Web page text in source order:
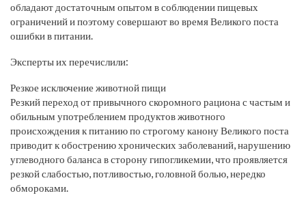
обладают достаточным опытом в соблюдении пищевых
ограничений и поэтому совершают во время Великого поста
ошибки в питании.
Эксперты их перечислили:
Резкое исключение животной пищи
Резкий переход от привычного скоромного рациона с частым и
обильным употреблением продуктов животного
происхождения к питанию по строгому канону Великого поста
приводит к обострению хронических заболеваний, нарушению
углеводного баланса в сторону гипогликемии, что проявляется
резкой слабостью, потливостью, головной болью, нередко
обмороками.